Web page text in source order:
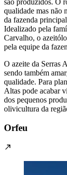
qualidade mas não
da fazenda
Idealizado pela
Carvalho, o
pela equipe da
O azeite da Serras
sendo também
qualidade. Para
Altas pode acabar
dos pequenos
olivicultura da
Orfeu